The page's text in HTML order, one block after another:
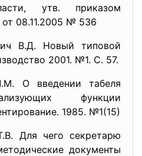
утв. приказом
08.11.2005 № 536
Новый типовой
2001. №1. С. 57.
введении табеля
функции
1985. №1(15)
чего секретарю
документы